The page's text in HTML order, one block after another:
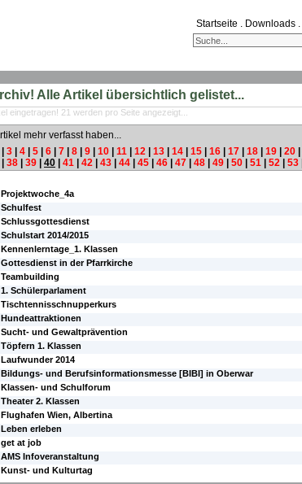
Startseite . Downloads .
Alle Artikel übersichtlich gelistet...
eingetragen! 21 werden pro Seite angezeigt...
mehr verfasst haben...
3 4 5 6 7 8 9 10 11 12 13 14 15 16 17 18 19 20
38 39 40 41 42 43 44 45 46 47 48 49 50 51 52 53
Projektwoche_4a
Schulfest
Schlussgottesdienst
Schulstart 2014/2015
Kennenlerntage_1. Klassen
Gottesdienst in der Pfarrkirche
Teambuilding
1. Schülerparlament
Tischtennisschnupperkurs
Hundeattraktionen
Sucht- und Gewaltprävention
Töpfern 1. Klassen
Laufwunder 2014
Bildungs- und Berufsinformationsmesse [BIBI] in Oberwar
Klassen- und Schulforum
Theater 2. Klassen
Flughafen Wien, Albertina
Leben erleben
get at job
AMS Infoveranstaltung
Kunst- und Kulturtag